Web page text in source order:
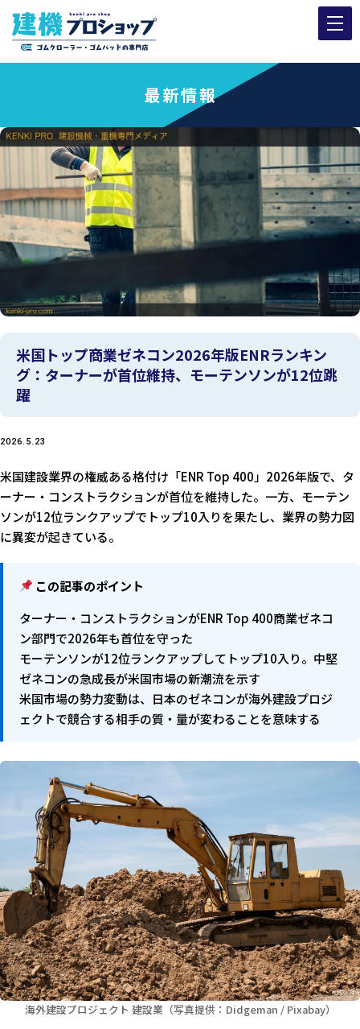
最新情報
米国トップ商業ゼネコン2026年版ENRランキン
グ：ターナーが首位維持、モーテンソンが12位跳
躍
2026.5.23
米国建設業界の権威ある格付け「ENR Top 400」2026年版で、タ
ーナー・コンストラクションが首位を維持した。一方、モーテン
ソンが12位ランクアップでトップ10入りを果たし、業界の勢力図
に異変が起きている。
この記事のポイント
ターナー・コンストラクションがENR Top 400商業ゼネコ
ン部門で2026年も首位を守った
モーテンソンが12位ランクアップしてトップ10入り。中堅
ゼネコンの急成長が米国市場の新潮流を示す
米国市場の勢力変動は、日本のゼネコンが海外建設プロジ
ェクトで競合する相手の質・量が変わることを意味する
海外建設プロジェクト 建設業（写真提供：Didgeman / Pixabay）